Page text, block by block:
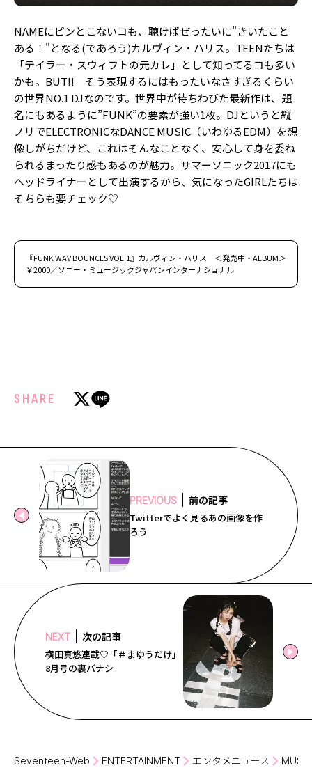
NAMEにピンとこないコも、聴けばぜったいに"きいたこと
ある！"となる(であろう)カルヴィン・ハリス。TEENたちは
「テイラー・スウィフトの元カレ」として知ってるコも多い
かも。BUT!! そう表現するにはもったいなさすぎるくらい
の世界NO.1 DJなのです。世界中が待ちわびた最新作は、題
名にもあるように”FUNK”の要素が強い1枚。DJというと縦
ノリでELECTRONICなDANCE MUSIC（いわゆるEDM）を想
像しがちだけど、これはそんなことなく、安心して身を委ね
られるまったり感もあるのが魅力。サマーソニック2017にも
ヘッドライナーとして出演するから、気になったGIRLたちは
そちらも要チェック♡
『FUNK WAV BOUNCES VOL.1』カルヴィン・ハリス ＜発売中・ALBUM＞
￥2000／ソニー・ミュージックジャパンインターナショナル
SHARE
PREVIOUS 前の記事
Twitterでよく見るあの画像を作
ろう
NEXT 次の記事
横田真悠連載♡「＃まゆうだけ」
8月号の裏バナシ
Seventeen-Web ENTERTAINMENT エンタメニュース MUST